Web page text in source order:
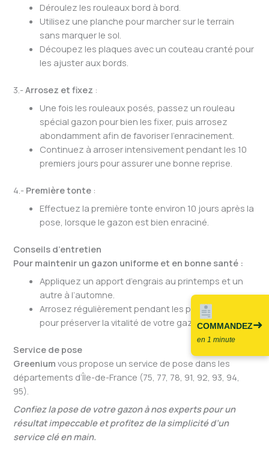
Déroulez les rouleaux bord à bord.
Utilisez une planche pour marcher sur le terrain
sans marquer le sol.
Découpez les plaques avec un couteau cranté pour
les ajuster aux bords.
3.-Arrosez et fixez :
Une fois les rouleaux posés, passez un rouleau
spécial gazon pour bien les fixer, puis arrosez
abondamment afin de favoriser l’enracinement.
Continuez à arroser intensivement pendant les 10
premiers jours pour assurer une bonne reprise.
4.- Première tonte :
Effectuez la première tonte environ 10 jours après la
pose, lorsque le gazon est bien enraciné.
Conseils d’entretien
Pour maintenir un gazon uniforme et en bonne santé :
Appliquez un apport d’engrais au printemps et un
autre à l’automne.
Arrosez régulièrement pendant les périodes sèches
pour préserver la vitalité de votre gazon naturel.
Service de pose
Greenium vous propose un service de pose dans les
départements d’Île-de-France (75, 77, 78, 91, 92, 93, 94,
95).
Confiez la pose de votre gazon à nos experts pour un
résultat impeccable et profitez de la simplicité d’un
service clé en main.
COMMANDEZ
en 1 minute
➜